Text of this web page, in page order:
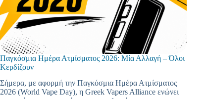
Παγκόσμια Ημέρα Ατμίσματος 2026: Μία Αλλαγή – Όλοι
Κερδίζουν
Σήμερα, με αφορμή την Παγκόσμια Ημέρα Ατμίσματος
2026 (World Vape Day), η Greek Vapers Alliance ενώνει